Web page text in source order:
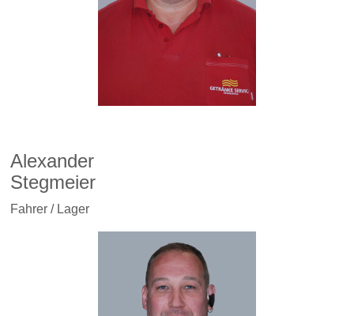
Alexander
Stegmeier
Fahrer / Lager